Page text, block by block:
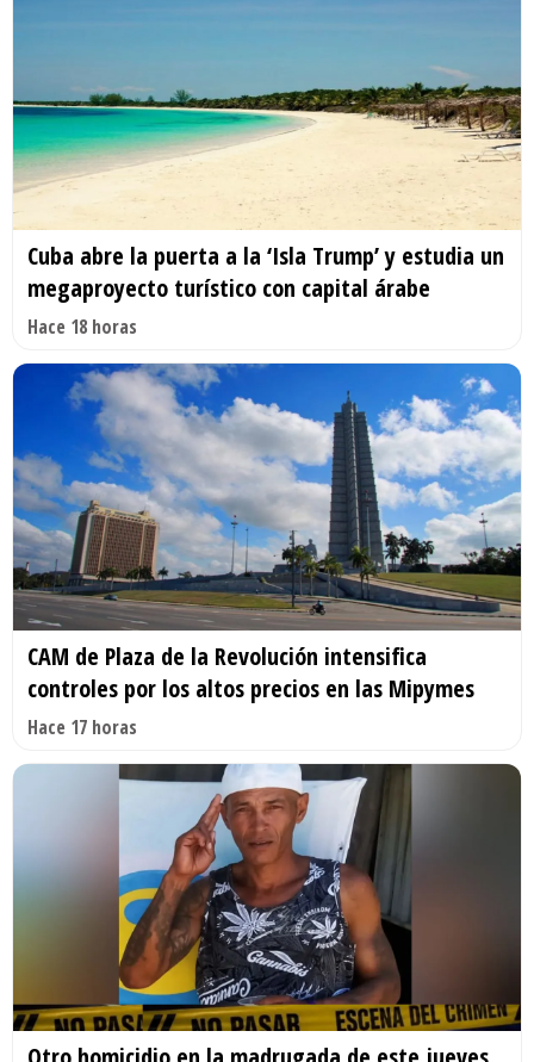
Cuba abre la puerta a la ‘Isla Trump’ y estudia un
megaproyecto turístico con capital árabe
Hace 18 horas
CAM de Plaza de la Revolución intensifica
controles por los altos precios en las Mipymes
Hace 17 horas